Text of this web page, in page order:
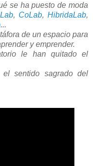
se ha puesto de moda
, CoLab, HibridaLab,
...
de un espacio para
y emprender.
le han quitado el
sentido sagrado del